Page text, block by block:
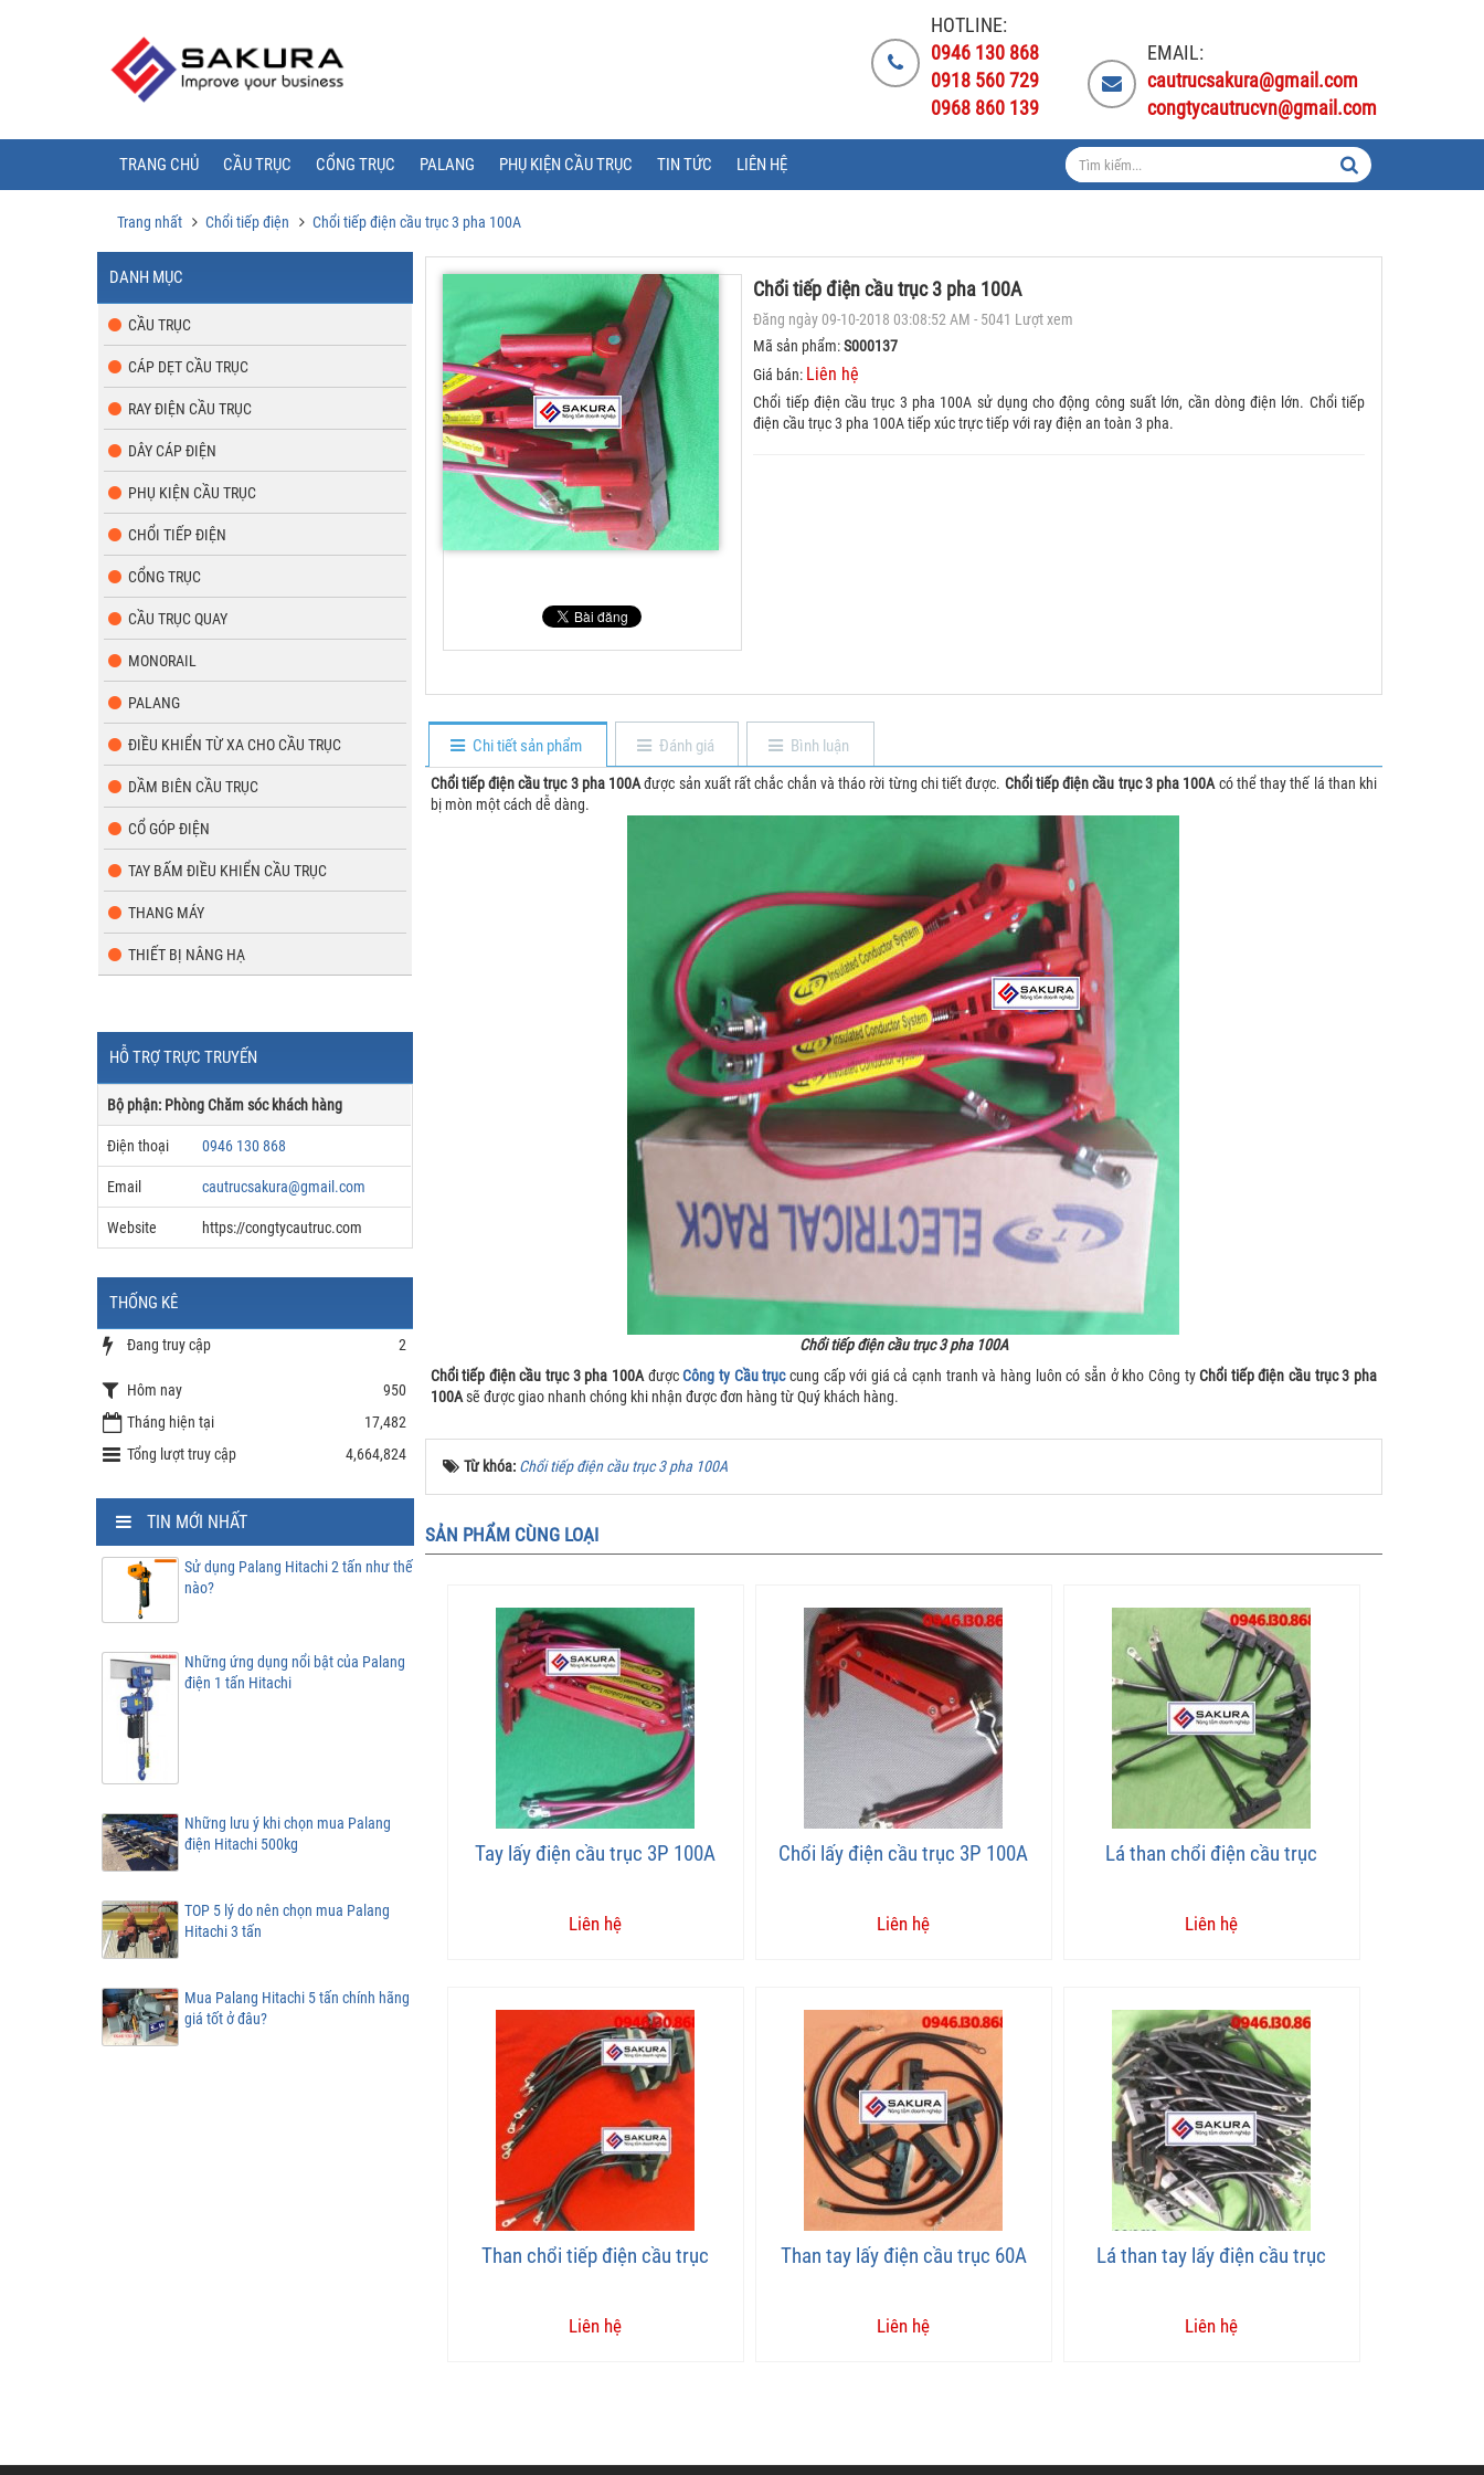
HOTLINE:
0946 130 868
0918 560 729
0968 860 139
EMAIL:
cautrucsakura@gmail.com
congtycautrucvn@gmail.com
TRANG CHỦ CẦU TRỤC CỔNG TRỤC PALANG PHỤ KIỆN CẦU TRỤC TIN TỨC LIÊN HỆ
Trang nhất Chổi tiếp điện Chổi tiếp điện cầu trục 3 pha 100A
Chổi tiếp điện cầu trục 3 pha 100A
Đăng ngày 09-10-2018 03:08:52 AM - 5041 Lượt xem
Mã sản phẩm:S000137
Giá bán: Liên hệ
Chổi tiếp điện cầu trục 3 pha 100A sử dụng cho động công suất lớn, cần dòng điện lớn. Chổi tiếp
điện cầu trục 3 pha 100A tiếp xúc trực tiếp với ray điện an toàn 3 pha.
Chi tiết sản phẩm Đánh giá Bình luận
Chổi tiếp điện cầu trục 3 pha 100Ađược sản xuất rất chắc chắn và tháo rời từng chi tiết được. Chổi tiếp điện cầu trục 3 pha 100A có thể thay thế lá than khi
bị mòn một cách dễ dàng.
Chổi tiếp điện cầu trục 3 pha 100A
Chổi tiếp điện cầu trục 3 pha 100A đượcCông ty Cầu trụccung cấp với giá cả cạnh tranh và hàng luôn có sẵn ở kho Công tyChổi tiếp điện cầu trục 3 pha
100Asẽ được giao nhanh chóng khi nhận được đơn hàng từ Quý khách hàng.
Từ khóa: Chổi tiếp điện cầu trục 3 pha 100A
SẢN PHẨM CÙNG LOẠI
Tay lấy điện cầu trục 3P 100A
Liên hệ
Chổi lấy điện cầu trục 3P 100A
Liên hệ
Lá than chổi điện cầu trục
Liên hệ
Than chổi tiếp điện cầu trục
Liên hệ
Than tay lấy điện cầu trục 60A
Liên hệ
Lá than tay lấy điện cầu trục
Liên hệ
DANH MỤC
CẦU TRỤC
CÁP DẸT CẦU TRỤC
RAY ĐIỆN CẦU TRỤC
DÂY CÁP ĐIỆN
PHỤ KIỆN CẦU TRỤC
CHỔI TIẾP ĐIỆN
CỔNG TRỤC
CẦU TRỤC QUAY
MONORAIL
PALANG
ĐIỀU KHIỂN TỪ XA CHO CẦU TRỤC
DẦM BIÊN CẦU TRỤC
CỔ GÓP ĐIỆN
TAY BẤM ĐIỀU KHIỂN CẦU TRỤC
THANG MÁY
THIẾT BỊ NÂNG HẠ
HỖ TRỢ TRỰC TRUYẾN
Bộ phận: Phòng Chăm sóc khách hàng
Điện thoại 0946 130 868
Email cautrucsakura@gmail.com
Website https://congtycautruc.com
THỐNG KÊ
Đang truy cập 2
Hôm nay
950
Tháng hiện tại
17,482
Tổng lượt truy cập
4,664,824
TIN MỚI NHẤT
Sử dụng Palang Hitachi 2 tấn như thế
nào?
Những ứng dụng nổi bật của Palang
điện 1 tấn Hitachi
Những lưu ý khi chọn mua Palang
điện Hitachi 500kg
TOP 5 lý do nên chọn mua Palang
Hitachi 3 tấn
Mua Palang Hitachi 5 tấn chính hãng
giá tốt ở đâu?